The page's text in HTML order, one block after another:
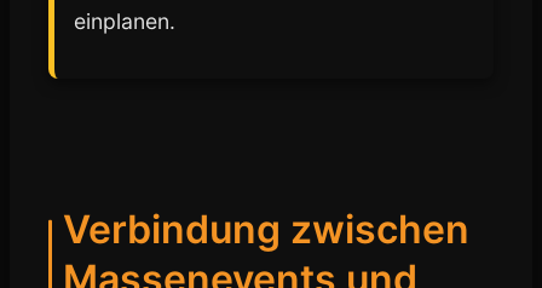
einplanen.
Verbindung zwischen